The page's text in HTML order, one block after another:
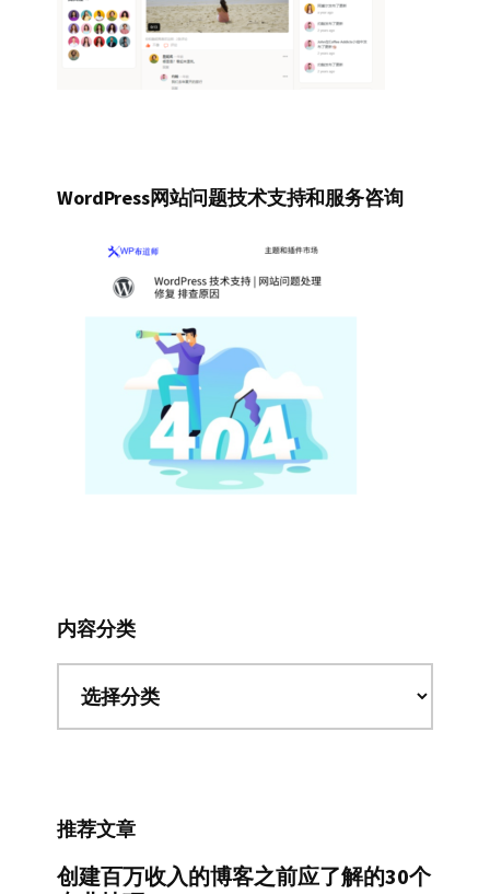
WordPress网站问题技术支持和服务咨询
内容分类
分
推荐文章
创建百万收入的博客之前应了解的30个